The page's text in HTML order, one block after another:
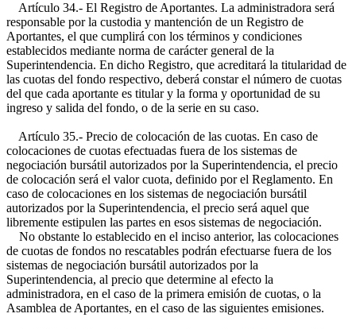
Artículo 34.- El Registro de Aportantes. La administradora será
responsable por la custodia y mantención de un Registro de
Aportantes, el que cumplirá con los términos y condiciones
establecidos mediante norma de carácter general de la
Superintendencia. En dicho Registro, que acreditará la titularidad de
las cuotas del fondo respectivo, deberá constar el número de cuotas
del que cada aportante es titular y la forma y oportunidad de su
ingreso y salida del fondo, o de la serie en su caso.
Artículo 35.- Precio de colocación de las cuotas. En caso de
colocaciones de cuotas efectuadas fuera de los sistemas de
negociación bursátil autorizados por la Superintendencia, el precio
de colocación será el valor cuota, definido por el Reglamento. En
caso de colocaciones en los sistemas de negociación bursátil
autorizados por la Superintendencia, el precio será aquel que
libremente estipulen las partes en esos sistemas de negociación.
No obstante lo establecido en el inciso anterior, las colocaciones
de cuotas de fondos no rescatables podrán efectuarse fuera de los
sistemas de negociación bursátil autorizados por la
Superintendencia, al precio que determine al efecto la
administradora, en el caso de la primera emisión de cuotas, o la
Asamblea de Aportantes, en el caso de las siguientes emisiones.